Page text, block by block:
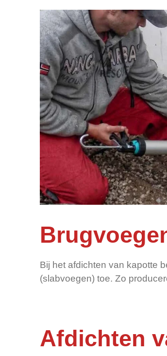
Bij het afdichten van kapotte
(slabvoegen) toe. Zo
Afdichten